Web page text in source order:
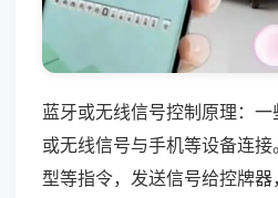
蓝牙或无线信号控制原理：
或无线信号与手机等设备连
型等指令，发送信号给控牌